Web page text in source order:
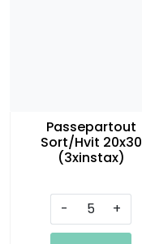
Passepartout
Sort/Hvit 20x30
(3xinstax)
- +